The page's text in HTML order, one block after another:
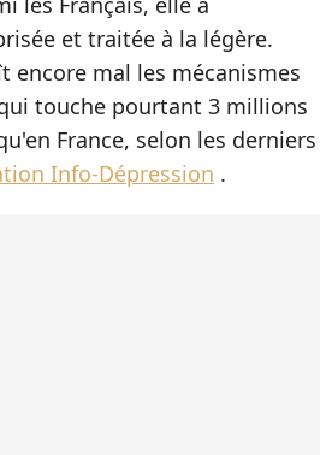
et traitée à la légère.
encore mal les mécanismes
touche pourtant 3 millions
France, selon les derniers
Info-Dépression .